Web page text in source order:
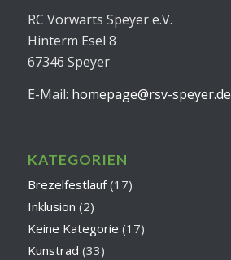
RC Vorwärts Speyer e.V.
Hinterm Esel 8
67346 Speyer
E-Mail: homepage@rsv-speyer.de
KATEGORIEN
Brezelfestlauf(17)
Inklusion (2)
Keine Kategorie (17)
Kunstrad (33)